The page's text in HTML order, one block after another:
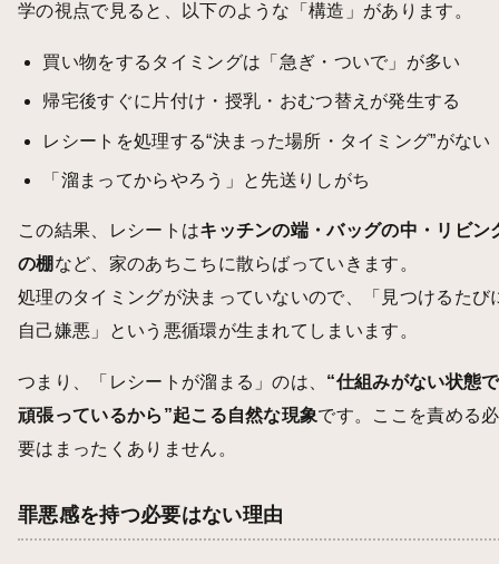
学の視点で見ると、以下のような「構造」があります。
買い物をするタイミングは「急ぎ・ついで」が多い
帰宅後すぐに片付け・授乳・おむつ替えが発生する
レシートを処理する“決まった場所・タイミング”がない
「溜まってからやろう」と先送りしがち
この結果、レシートはキッチンの端・バッグの中・リビン
の棚 など、家のあちこちに散らばっていきます。
処理のタイミングが決まっていないので、「見つけるたび
自己嫌悪」という悪循環が生まれてしまいます。
つまり、「レシートが溜まる」のは、 “仕組みがない状態で
頑張っているから”起こる自然な現象です。ここを責める必
要はまったくありません。
罪悪感を持つ必要はない理由